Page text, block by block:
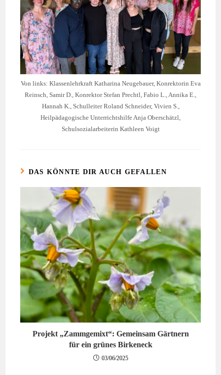
Von links: Klassenlehrkraft Katharina Neugebauer, Konrektorin Eva
Reinsch, Samir D., Konrektor Stefan Prechtl, Fabio L., Annika E.,
Hannah K., Schulleiter Roland Schneider, Vivien S.,
Heilpädagogische Unterrichtshilfe Anja Oberschätzl,
Schulsozialarbeiterin Kathleen Voigt
DAS KÖNNTE DIR AUCH GEFALLEN
Projekt „Zammgemixt“: Gemeinsam Gärtnern
für ein grünes Birkeneck
03/06/2025